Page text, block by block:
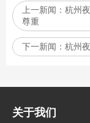
上一新闻： 杭州
尊重
下一新闻： 杭州
关于我们